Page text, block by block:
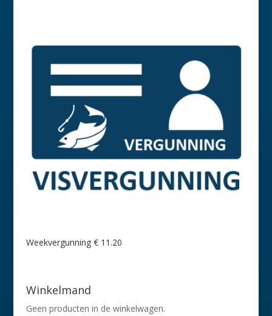
Weekvergunning € 11.20
Winkelmand
Geen producten in de winkelwagen.